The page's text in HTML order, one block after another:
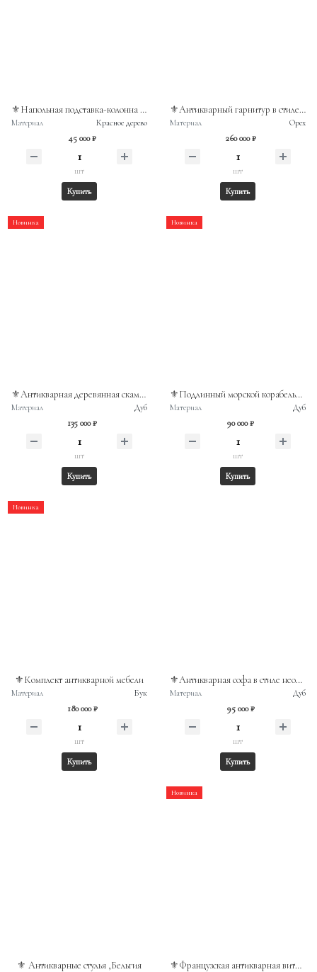
⚜️Напольная подставка-колонна в стиле необарокко
Материал Красное дерево
45 000 ₽
шт
Купить
⚜️Антикварный гарнитур в стиле рококо, состоящий из дивана и трех кресел
Материал Орех
260 000 ₽
шт
Купить
Новинка
⚜️Антикварная деревянная скамья-сундук
Материал Дуб
135 000 ₽
шт
Купить
Новинка
⚜️Подлинный морской корабельный сундук
Материал Дуб
90 000 ₽
шт
Купить
Новинка
⚜️Комплект антикварной мебели
Материал Бук
180 000 ₽
шт
Купить
⚜️Антикварная софа в стиле необарокко
Материал Дуб
95 000 ₽
шт
Купить
⚜️ Антикварные стулья ,Бельгия
Новинка
⚜️Французская антикварная витрина в стиле Наполеона III